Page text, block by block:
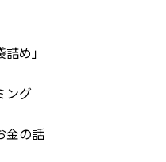
め」
ング
金の話